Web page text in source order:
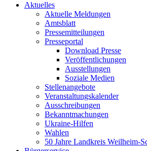
Aktuelles
Aktuelle Meldungen
Amtsblatt
Pressemitteilungen
Presseportal
Download Presse
Veröffentlichungen
Ausstellungen
Soziale Medien
Stellenangebote
Veranstaltungskalender
Ausschreibungen
Bekanntmachungen
Ukraine-Hilfen
Wahlen
50 Jahre Landkreis Weilheim-